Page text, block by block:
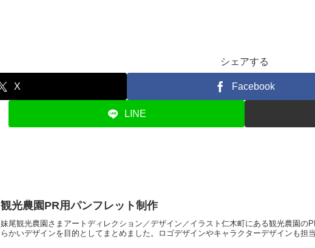
シェアする
X Facebook
LINE
観光農園PR用パンフレット制作
妹尾観光農園さまアートディレクション／デザイン／イラスト仁木町にある観光農園
らかいデザインを目的としてまとめました。ロゴデザインやキャラクターデザインも担